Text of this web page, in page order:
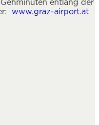
entlang der
www.graz-airport.at